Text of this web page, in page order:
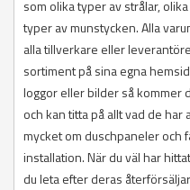
Trollhättan
Töreboda
Uddevalla
Ulricehamn
Vara
Vårgårda
Vänersborg
Åmål
Öckerö
som olika typer av strålar,
typer av munstycken. Alla
alla tillverkare eller
sortiment på sina egna
loggor eller bilder så kommer
och kan titta på allt vad de har
mycket om duschpaneler och
installation. När du väl har
du leta efter deras